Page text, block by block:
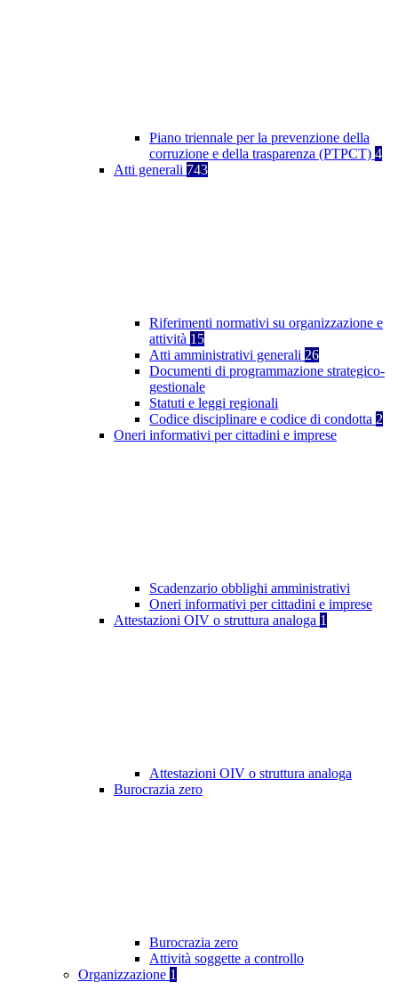
Piano triennale per la prevenzione della
corruzione e della trasparenza (PTPCT) 4
Atti generali 743
Riferimenti normativi su organizzazione e
attività 15
Atti amministrativi generali 26
Documenti di programmazione strategico-
gestionale
Statuti e leggi regionali
Codice disciplinare e codice di condotta 2
Oneri informativi per cittadini e imprese
Scadenzario obblighi amministrativi
Oneri informativi per cittadini e imprese
Attestazioni OIV o struttura analoga 1
Attestazioni OIV o struttura analoga
Burocrazia zero
Burocrazia zero
Attività soggette a controllo
Organizzazione 1